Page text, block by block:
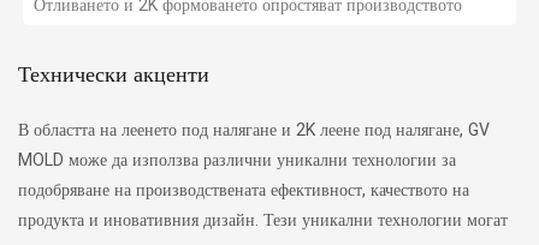
Отливането и 2K формоването опростяват производството
Технически акценти
В областта на леенето под налягане и 2K леене под налягане, GV
MOLD може да използва различни уникални технологии за
подобряване на производствената ефективност, качеството на
продукта и иновативния дизайн. Тези уникални технологии могат